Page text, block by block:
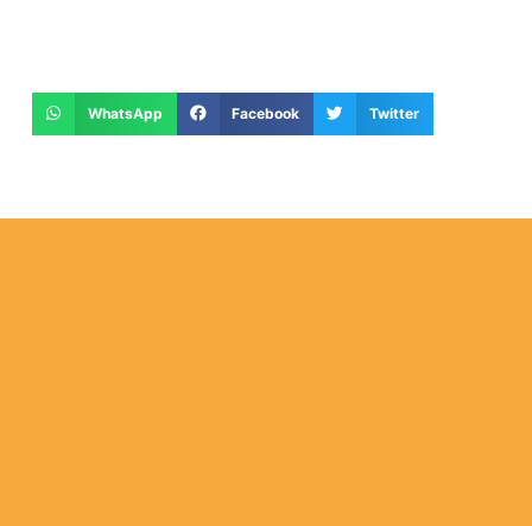
WhatsApp Facebook Twitter